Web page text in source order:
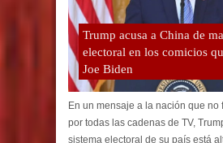
Trump acusa a China de
electoral en los comicios
Joe Biden
En un mensaje a la nación que no
por todas las cadenas de TV,
sistema electoral de su país está